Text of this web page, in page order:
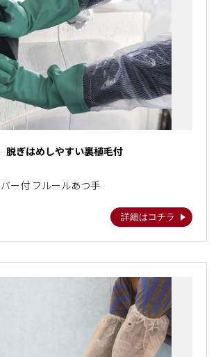
脱ぎはめしやすい裏植毛付
ー付 フルールあつ手
詳細はコチラ